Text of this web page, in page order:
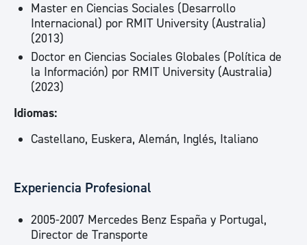
Master en Ciencias Sociales (Desarrollo
Internacional) por RMIT University (Australia)
(2013)
Doctor en Ciencias Sociales Globales (Política de
la Información) por RMIT University (Australia)
(2023)
Idiomas:
Castellano, Euskera, Alemán, Inglés, Italiano
Experiencia Profesional
2005-2007 Mercedes Benz España y Portugal,
Director de Transporte